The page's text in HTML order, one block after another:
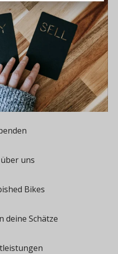
uns
Bikes
deine Schätze